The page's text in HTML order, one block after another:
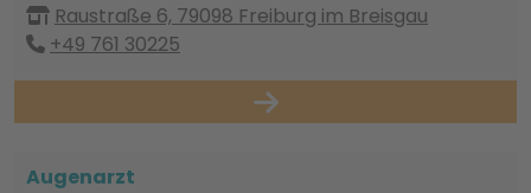
Raustraße 6, 79098 Freiburg im Breisgau
+49 761 30225
Augenarzt